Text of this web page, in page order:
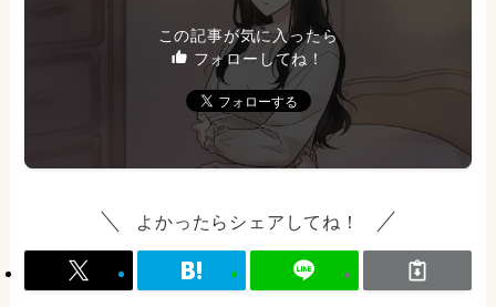
この記事が気に入ったら
フォローしてね！
よかったらシェアしてね！